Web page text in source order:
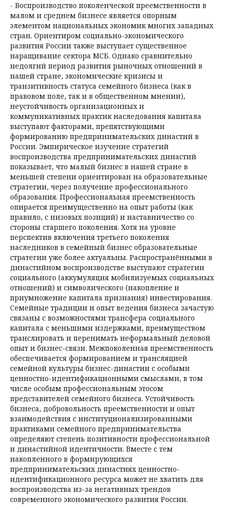
- Воспроизводство поколенческой преемственности в
малом и среднем бизнесе является опорным
элементом национальных экономик многих западных
стран. Ориентиром социально-экономического
развития России также выступает существенное
наращивание сектора МСБ. Однако сравнительно
недолгий период развития рыночных отношений в
нашей стране, экономические кризисы и
транзитивность статуса семейного бизнеса (как в
правовом поле, так и в общественном мнении),
неустойчивость организационных и
коммуникативных практик наследования капитала
выступают факторами, препятствующими
формированию предпринимательских династий в
России. Эмпирическое изучение стратегий
воспроизводства предпринимательских династий
показывает, что малый бизнес в нашей стране в
меньшей степени ориентирован на образовательные
стратегии, через получение профессионального
образования. Профессиональная преемственность
опирается преимущественно на опыт работы (как
правило, с низовых позиций) и наставничество со
стороны старшего поколения. Хотя на уровне
перспектив включения третьего поколения
наследников в семейный бизнес образовательные
стратегии уже более актуальны. Распространёнными в
династийном воспроизводстве выступают стратегии
социального (аккумуляция мобилизуемых социальных
отношений) и символического (накопление и
приумножение капитала признания) инвестирования.
Семейные традиции и опыт ведения бизнеса зачастую
связаны с возможностями трансфера социального
капитала с меньшими издержками, преимуществом
транслировать и перенимать неформальный деловой
опыт и бизнес-связи. Межпоколенная преемственность
обеспечивается формированием и трансляцией
семейной культуры бизнес-династии с особыми
ценностно-идентификационными смыслами, в том
числе особым профессиональным этосом
представителей семейного бизнеса. Устойчивость
бизнеса, добровольность преемственности и опыт
взаимодействия с институционализированными
практиками семейного предпринимательства
определяют степень позитивности профессиональной
и династийной идентичности. Вместе с тем
накопленного в формирующихся
предпринимательских династиях ценностно-
идентификационного ресурса может не хватить для
воспроизводства из-за негативных трендов
современного экономического развития России.